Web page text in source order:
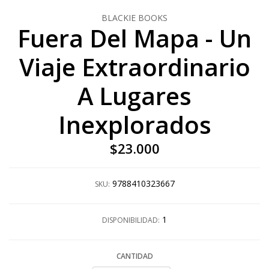
BLACKIE BOOKS
Fuera Del Mapa - Un
Viaje Extraordinario
A Lugares
Inexplorados
$23.000
SKU: 9788410323667
DISPONIBILIDAD: 1
CANTIDAD